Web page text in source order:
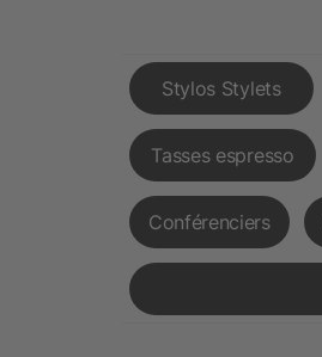
Stylos Stylets
Tasses espresso
Conférenciers